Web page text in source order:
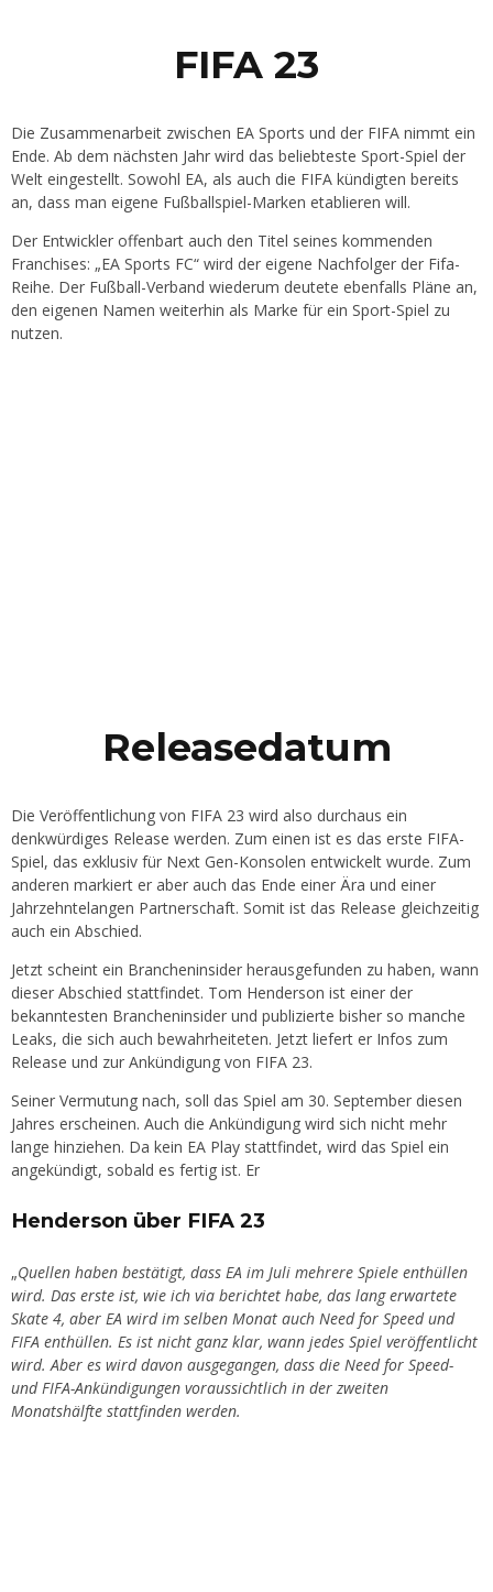
FIFA 23
Die Zusammenarbeit zwischen EA Sports und der FIFA nimmt ein
Ende. Ab dem nächsten Jahr wird das beliebteste Sport-Spiel der
Welt eingestellt. Sowohl EA, als auch die FIFA kündigten bereits
an, dass man eigene Fußballspiel-Marken etablieren will.
Der Entwickler offenbart auch den Titel seines kommenden
Franchises: „EA Sports FC“ wird der eigene Nachfolger der Fifa-
Reihe. Der Fußball-Verband wiederum deutete ebenfalls Pläne an,
den eigenen Namen weiterhin als Marke für ein Sport-Spiel zu
nutzen.
Releasedatum
Die Veröffentlichung von FIFA 23 wird also durchaus ein
denkwürdiges Release werden. Zum einen ist es das erste FIFA-
Spiel, das exklusiv für Next Gen-Konsolen entwickelt wurde. Zum
anderen markiert er aber auch das Ende einer Ära und einer
Jahrzehntelangen Partnerschaft. Somit ist das Release gleichzeitig
auch ein Abschied.
Jetzt scheint ein Brancheninsider herausgefunden zu haben, wann
dieser Abschied stattfindet. Tom Henderson ist einer der
bekanntesten Brancheninsider und publizierte bisher so manche
Leaks, die sich auch bewahrheiteten. Jetzt liefert er Infos zum
Release und zur Ankündigung von FIFA 23.
Seiner Vermutung nach, soll das Spiel am 30. September diesen
Jahres erscheinen. Auch die Ankündigung wird sich nicht mehr
lange hinziehen. Da kein EA Play stattfindet, wird das Spiel ein
angekündigt, sobald es fertig ist. Er
Henderson über FIFA 23
„Quellen haben bestätigt, dass EA im Juli mehrere Spiele enthüllen
wird. Das erste ist, wie ich via berichtet habe, das lang erwartete
Skate 4, aber EA wird im selben Monat auch Need for Speed und
FIFA enthüllen. Es ist nicht ganz klar, wann jedes Spiel veröffentlicht
wird. Aber es wird davon ausgegangen, dass die Need for Speed-
und FIFA-Ankündigungen voraussichtlich in der zweiten
Monatshälfte stattfinden werden.